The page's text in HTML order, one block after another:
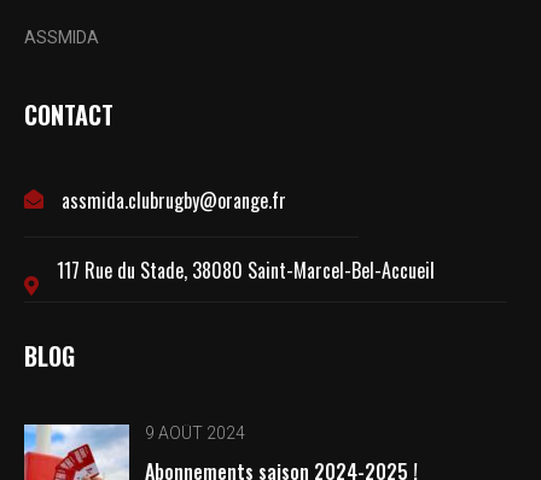
ASSMIDA
CONTACT
assmida.clubrugby@orange.fr
117 Rue du Stade, 38080 Saint-Marcel-Bel-Accueil
BLOG
9 AOÛT 2024
Abonnements saison 2024-2025 !